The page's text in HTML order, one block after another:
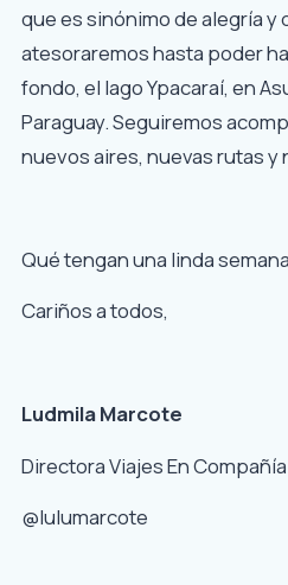
que es sinónimo de alegría y
atesoraremos hasta poder
fondo, el lago Ypacaraí, en
Paraguay. Seguiremos
nuevos aires, nuevas rutas y
Qué tengan una linda
Cariños a todos,
Ludmila Marcote
Directora Viajes En Compañía
@lulumarcote